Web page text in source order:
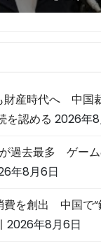
財産時代へ 中国
を認める 2026年
過去最多 ゲーム
年8月6日
費を創出 中国で
2026年8月6日